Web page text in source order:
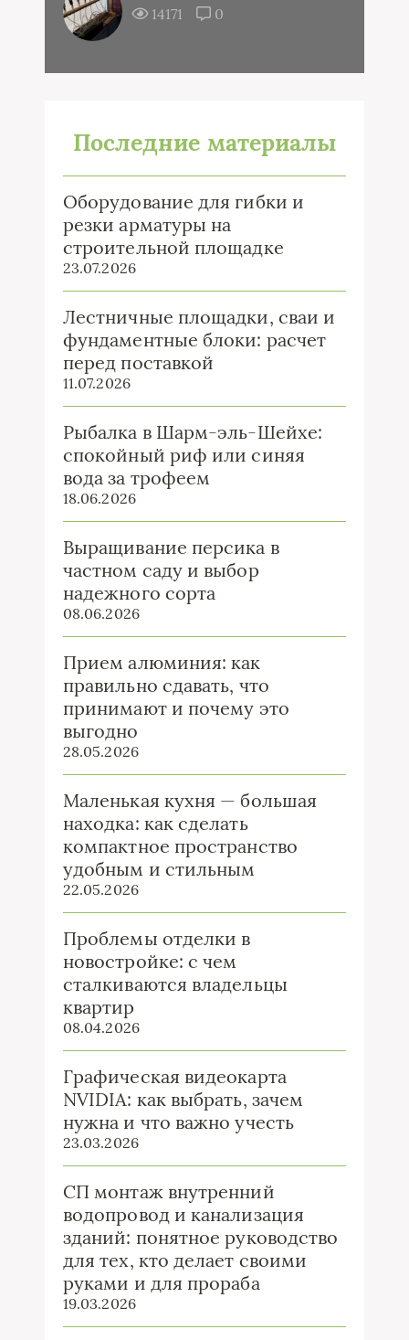
14171 0
Последние материалы
Оборудование для гибки и
резки арматуры на
строительной площадке
23.07.2026
Лестничные площадки, сваи и
фундаментные блоки: расчет
перед поставкой
11.07.2026
Рыбалка в Шарм-эль-Шейхе:
спокойный риф или синяя
вода за трофеем
18.06.2026
Выращивание персика в
частном саду и выбор
надежного сорта
08.06.2026
Прием алюминия: как
правильно сдавать, что
принимают и почему это
выгодно
28.05.2026
Маленькая кухня — большая
находка: как сделать
компактное пространство
удобным и стильным
22.05.2026
Проблемы отделки в
новостройке: с чем
сталкиваются владельцы
квартир
08.04.2026
Графическая видеокарта
NVIDIA: как выбрать, зачем
нужна и что важно учесть
23.03.2026
СП монтаж внутренний
водопровод и канализация
зданий: понятное руководство
для тех, кто делает своими
руками и для прораба
19.03.2026